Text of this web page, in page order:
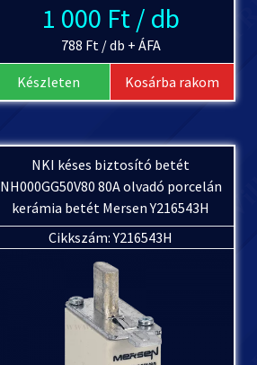
1 000 Ft / db
788 Ft / db + ÁFA
Készleten Kosárba rakom
NKI késes biztosító betét
NH000GG50V80 80A olvadó porcelán
kerámia betét Mersen Y216543H
Cikkszám: Y216543H